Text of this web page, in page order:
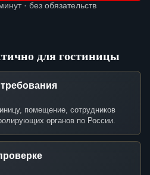
· без обязательств
для гостиницы
помещение, сотрудников
органов по России.